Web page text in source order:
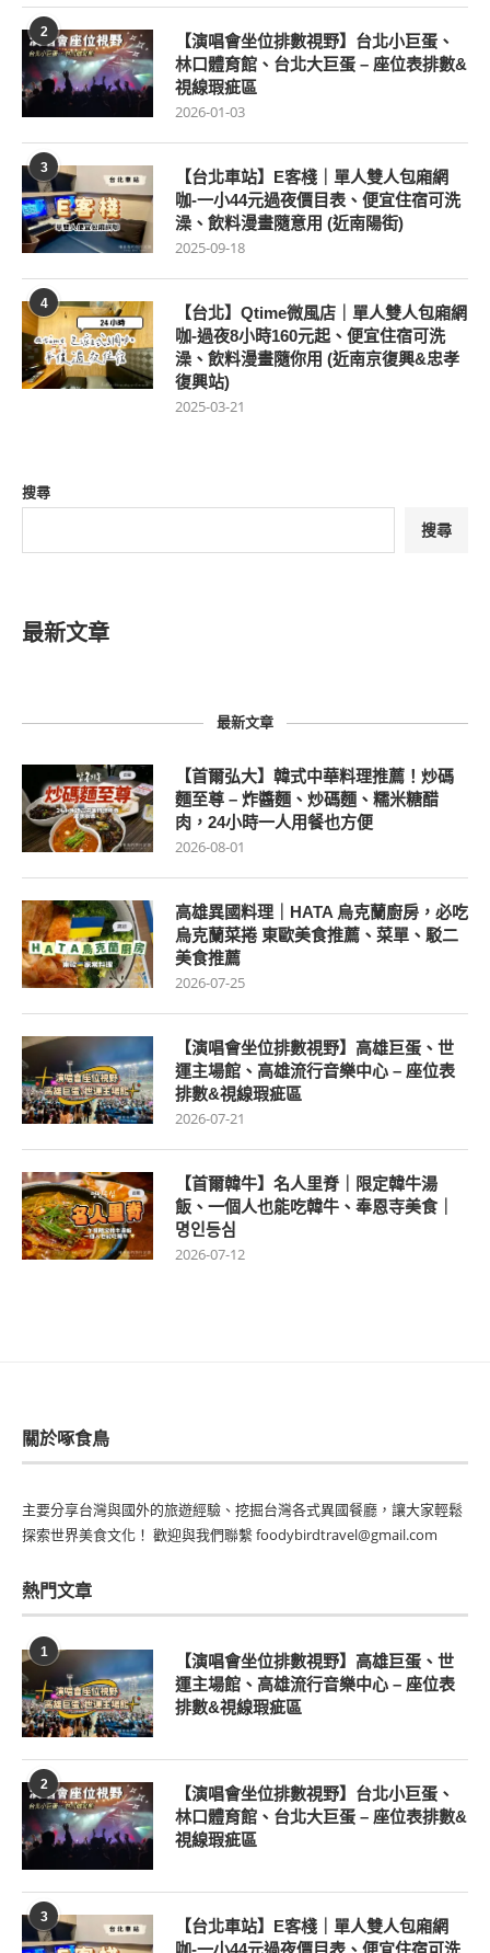
2
【演唱會坐位排數視野】台北小巨蛋、
林口體育館、台北大巨蛋 – 座位表排數&
視線瑕疵區
2026-01-03
3
【台北車站】E客棧｜單人雙人包廂網
咖-一小44元過夜價目表、便宜住宿可洗
澡、飲料漫畫隨意用 (近南陽街)
2025-09-18
4
【台北】Qtime微風店｜單人雙人包廂網
咖-過夜8小時160元起、便宜住宿可洗
澡、飲料漫畫隨你用 (近南京復興&忠孝
復興站)
2025-03-21
搜尋
搜尋
最新文章
最新文章
【首爾弘大】韓式中華料理推薦！炒碼
麵至尊 – 炸醬麵、炒碼麵、糯米糖醋
肉，24小時一人用餐也方便
2026-08-01
高雄異國料理｜HATA 烏克蘭廚房，必吃
烏克蘭菜捲 東歐美食推薦、菜單、駁二
美食推薦
2026-07-25
【演唱會坐位排數視野】高雄巨蛋、世
運主場館、高雄流行音樂中心 – 座位表
排數&視線瑕疵區
2026-07-21
【首爾韓牛】名人里脊｜限定韓牛湯
飯、一個人也能吃韓牛、奉恩寺美食｜
명인등심
2026-07-12
關於啄食鳥
主要分享台灣與國外的旅遊經驗、挖掘台灣各式異國餐廳，讓大家輕鬆
探索世界美食文化！ 歡迎與我們聯繫 foodybirdtravel@gmail.com
熱門文章
1
【演唱會坐位排數視野】高雄巨蛋、世
運主場館、高雄流行音樂中心 – 座位表
排數&視線瑕疵區
2
【演唱會坐位排數視野】台北小巨蛋、
林口體育館、台北大巨蛋 – 座位表排數&
視線瑕疵區
3
【台北車站】E客棧｜單人雙人包廂網